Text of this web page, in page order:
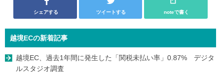
シェアする ツイートする noteで書く
越境ECの新着記事
越境EC、過去1年間に発生した「関税未払い率」0.87% デジタ
ルスタジオ調査